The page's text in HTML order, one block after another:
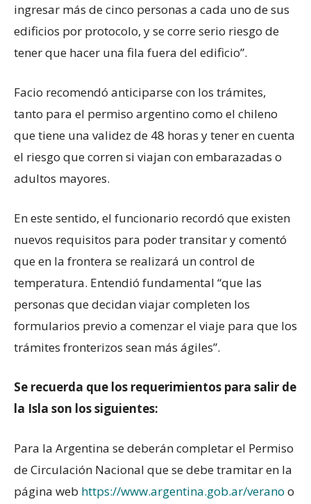
ingresar más de cinco personas a cada uno de sus
edificios por protocolo, y se corre serio riesgo de
tener que hacer una fila fuera del edificio”.
Facio recomendó anticiparse con los trámites,
tanto para el permiso argentino como el chileno
que tiene una validez de 48 horas y tener en cuenta
el riesgo que corren si viajan con embarazadas o
adultos mayores.
En este sentido, el funcionario recordó que existen
nuevos requisitos para poder transitar y comentó
que en la frontera se realizará un control de
temperatura. Entendió fundamental “que las
personas que decidan viajar completen los
formularios previo a comenzar el viaje para que los
trámites fronterizos sean más ágiles”.
Se recuerda que los requerimientos para salir de
la Isla son los siguientes:
Para la Argentina se deberán completar el Permiso
de Circulación Nacional que se debe tramitar en la
página web https://www.argentina.gob.ar/verano o